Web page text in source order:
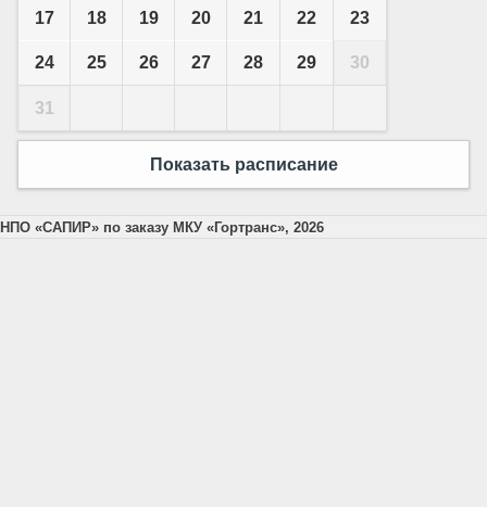
17 18 19 20 21 22 23
24 25 26 27 28 29 30
31
Показать расписание
НПО «САПИР» по заказу МКУ «Гортранс», 2026